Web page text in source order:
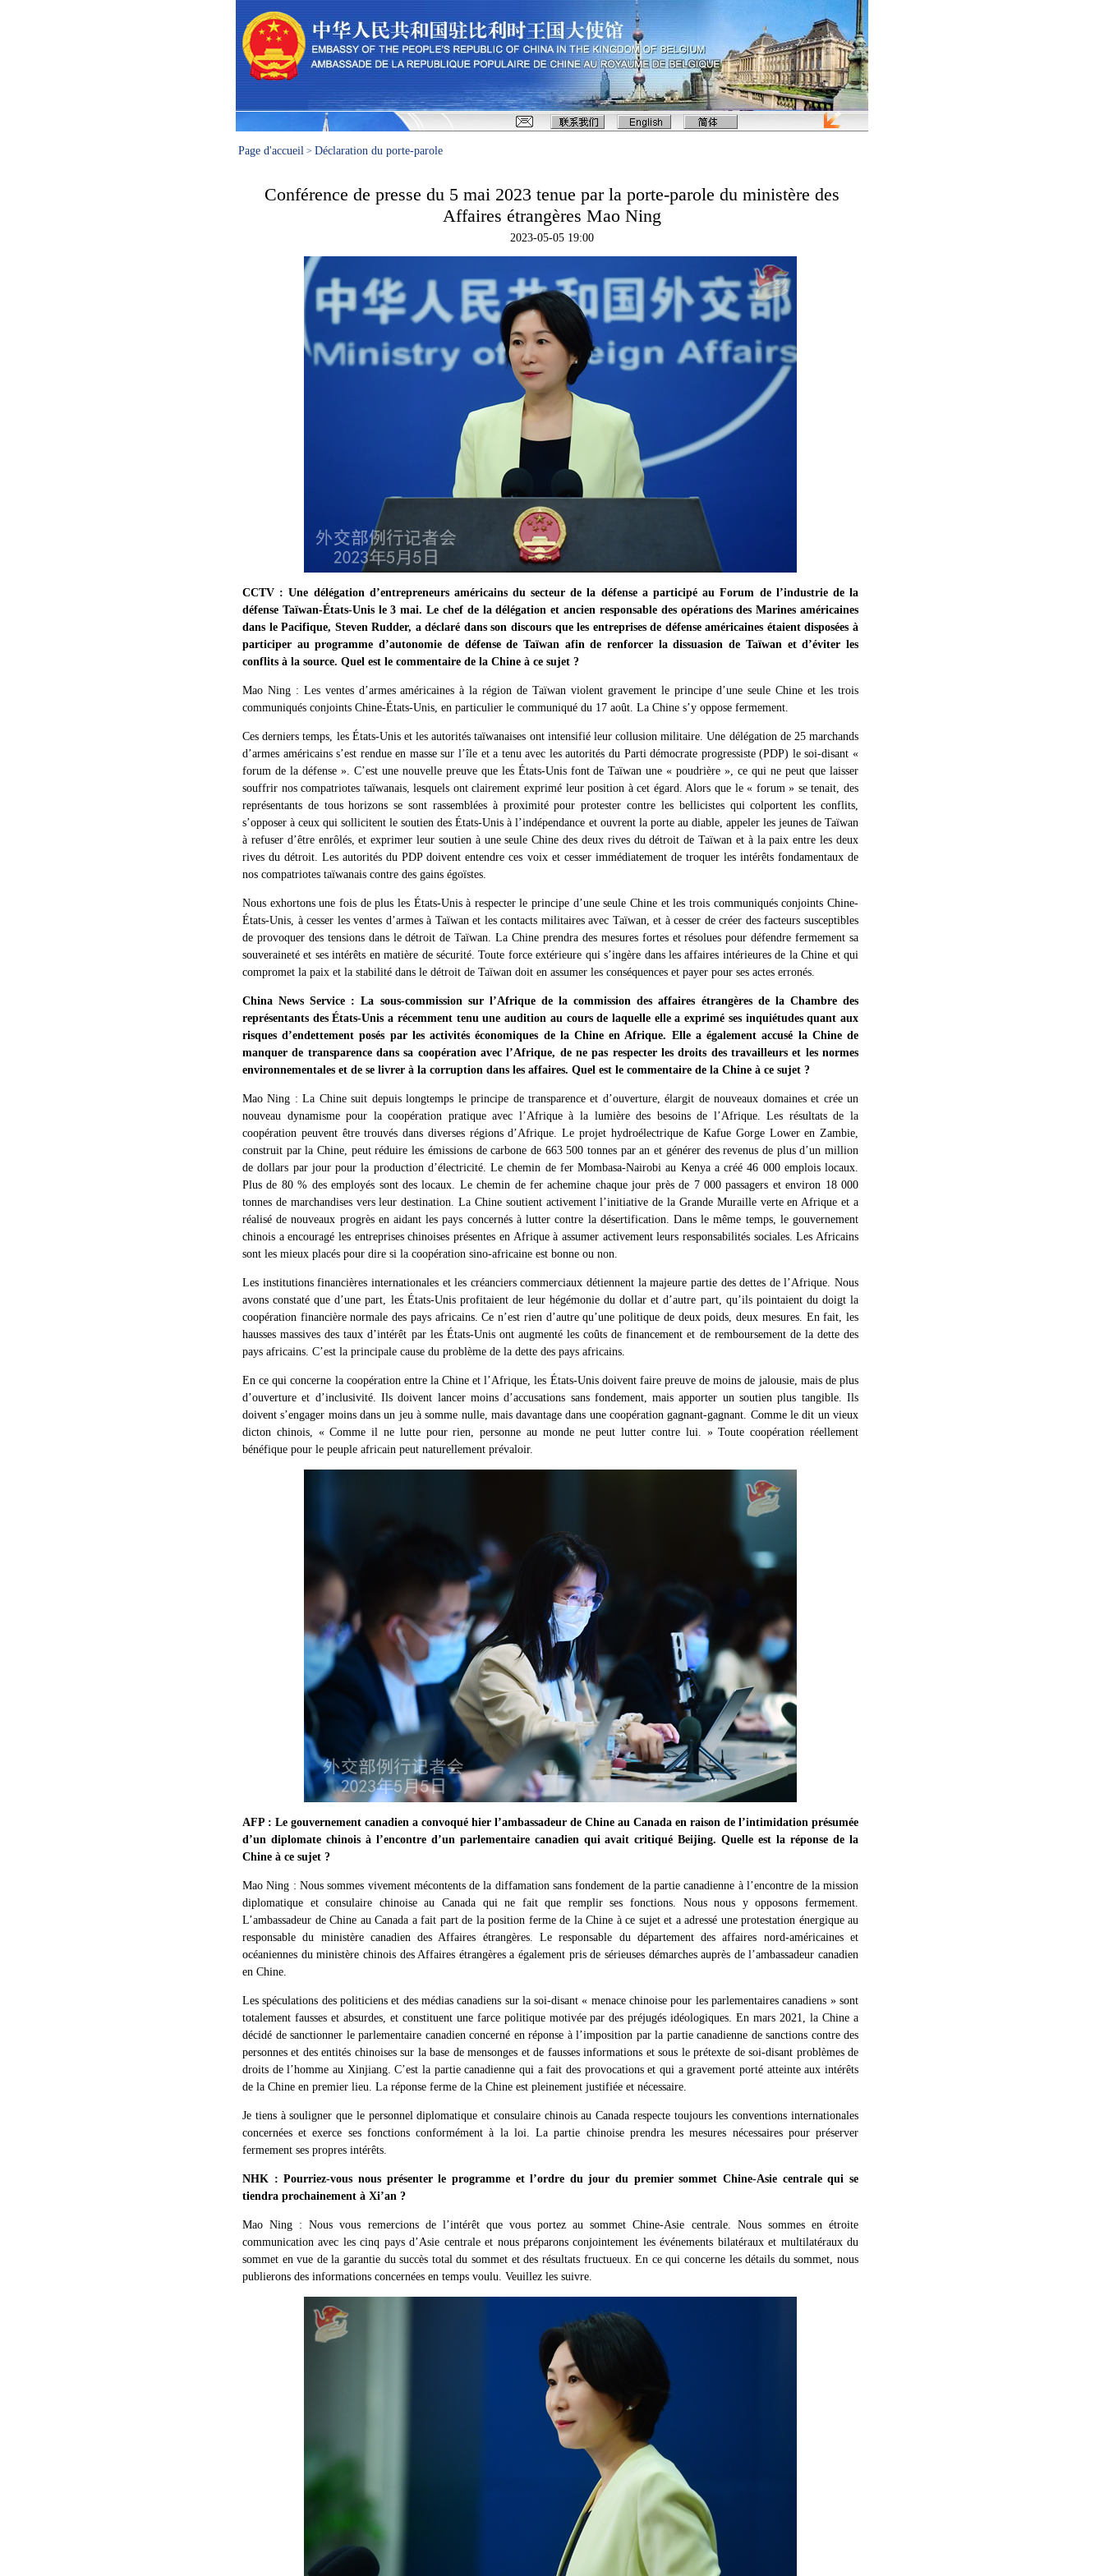
Page d'accueil > Déclaration du porte-parole
Conférence de presse du 5 mai 2023 tenue par la porte-parole du ministère des
Affaires étrangères Mao Ning
2023-05-05 19:00
CCTV : Une délégation d’entrepreneurs américains du secteur de la défense a participé au Forum de l’industrie de la
défense Taïwan-États-Unis le 3 mai. Le chef de la délégation et ancien responsable des opérations des Marines américaines
dans le Pacifique, Steven Rudder, a déclaré dans son discours que les entreprises de défense américaines étaient disposées à
participer au programme d’autonomie de défense de Taïwan afin de renforcer la dissuasion de Taïwan et d’éviter les
conflits à la source. Quel est le commentaire de la Chine à ce sujet ?
Mao Ning : Les ventes d’armes américaines à la région de Taïwan violent gravement le principe d’une seule Chine et les trois
communiqués conjoints Chine-États-Unis, en particulier le communiqué du 17 août. La Chine s’y oppose fermement.
Ces derniers temps, les États-Unis et les autorités taïwanaises ont intensifié leur collusion militaire. Une délégation de 25 marchands
d’armes américains s’est rendue en masse sur l’île et a tenu avec les autorités du Parti démocrate progressiste (PDP) le soi-disant «
forum de la défense ». C’est une nouvelle preuve que les États-Unis font de Taïwan une « poudrière », ce qui ne peut que laisser
souffrir nos compatriotes taïwanais, lesquels ont clairement exprimé leur position à cet égard. Alors que le « forum » se tenait, des
représentants de tous horizons se sont rassemblées à proximité pour protester contre les bellicistes qui colportent les conflits,
s’opposer à ceux qui sollicitent le soutien des États-Unis à l’indépendance et ouvrent la porte au diable, appeler les jeunes de Taïwan
à refuser d’être enrôlés, et exprimer leur soutien à une seule Chine des deux rives du détroit de Taïwan et à la paix entre les deux
rives du détroit. Les autorités du PDP doivent entendre ces voix et cesser immédiatement de troquer les intérêts fondamentaux de
nos compatriotes taïwanais contre des gains égoïstes.
Nous exhortons une fois de plus les États-Unis à respecter le principe d’une seule Chine et les trois communiqués conjoints Chine-
États-Unis, à cesser les ventes d’armes à Taïwan et les contacts militaires avec Taïwan, et à cesser de créer des facteurs susceptibles
de provoquer des tensions dans le détroit de Taïwan. La Chine prendra des mesures fortes et résolues pour défendre fermement sa
souveraineté et ses intérêts en matière de sécurité. Toute force extérieure qui s’ingère dans les affaires intérieures de la Chine et qui
compromet la paix et la stabilité dans le détroit de Taïwan doit en assumer les conséquences et payer pour ses actes erronés.
China News Service : La sous-commission sur l’Afrique de la commission des affaires étrangères de la Chambre des
représentants des États-Unis a récemment tenu une audition au cours de laquelle elle a exprimé ses inquiétudes quant aux
risques d’endettement posés par les activités économiques de la Chine en Afrique. Elle a également accusé la Chine de
manquer de transparence dans sa coopération avec l’Afrique, de ne pas respecter les droits des travailleurs et les normes
environnementales et de se livrer à la corruption dans les affaires. Quel est le commentaire de la Chine à ce sujet ?
Mao Ning : La Chine suit depuis longtemps le principe de transparence et d’ouverture, élargit de nouveaux domaines et crée un
nouveau dynamisme pour la coopération pratique avec l’Afrique à la lumière des besoins de l’Afrique. Les résultats de la
coopération peuvent être trouvés dans diverses régions d’Afrique. Le projet hydroélectrique de Kafue Gorge Lower en Zambie,
construit par la Chine, peut réduire les émissions de carbone de 663 500 tonnes par an et générer des revenus de plus d’un million
de dollars par jour pour la production d’électricité. Le chemin de fer Mombasa-Nairobi au Kenya a créé 46 000 emplois locaux.
Plus de 80 % des employés sont des locaux. Le chemin de fer achemine chaque jour près de 7 000 passagers et environ 18 000
tonnes de marchandises vers leur destination. La Chine soutient activement l’initiative de la Grande Muraille verte en Afrique et a
réalisé de nouveaux progrès en aidant les pays concernés à lutter contre la désertification. Dans le même temps, le gouvernement
chinois a encouragé les entreprises chinoises présentes en Afrique à assumer activement leurs responsabilités sociales. Les Africains
sont les mieux placés pour dire si la coopération sino-africaine est bonne ou non.
Les institutions financières internationales et les créanciers commerciaux détiennent la majeure partie des dettes de l’Afrique. Nous
avons constaté que d’une part, les États-Unis profitaient de leur hégémonie du dollar et d’autre part, qu’ils pointaient du doigt la
coopération financière normale des pays africains. Ce n’est rien d’autre qu’une politique de deux poids, deux mesures. En fait, les
hausses massives des taux d’intérêt par les États-Unis ont augmenté les coûts de financement et de remboursement de la dette des
pays africains. C’est la principale cause du problème de la dette des pays africains.
En ce qui concerne la coopération entre la Chine et l’Afrique, les États-Unis doivent faire preuve de moins de jalousie, mais de plus
d’ouverture et d’inclusivité. Ils doivent lancer moins d’accusations sans fondement, mais apporter un soutien plus tangible. Ils
doivent s’engager moins dans un jeu à somme nulle, mais davantage dans une coopération gagnant-gagnant. Comme le dit un vieux
dicton chinois, « Comme il ne lutte pour rien, personne au monde ne peut lutter contre lui. » Toute coopération réellement
bénéfique pour le peuple africain peut naturellement prévaloir.
AFP : Le gouvernement canadien a convoqué hier l’ambassadeur de Chine au Canada en raison de l’intimidation présumée
d’un diplomate chinois à l’encontre d’un parlementaire canadien qui avait critiqué Beijing. Quelle est la réponse de la
Chine à ce sujet ?
Mao Ning : Nous sommes vivement mécontents de la diffamation sans fondement de la partie canadienne à l’encontre de la mission
diplomatique et consulaire chinoise au Canada qui ne fait que remplir ses fonctions. Nous nous y opposons fermement.
L’ambassadeur de Chine au Canada a fait part de la position ferme de la Chine à ce sujet et a adressé une protestation énergique au
responsable du ministère canadien des Affaires étrangères. Le responsable du département des affaires nord-américaines et
océaniennes du ministère chinois des Affaires étrangères a également pris de sérieuses démarches auprès de l’ambassadeur canadien
en Chine.
Les spéculations des politiciens et des médias canadiens sur la soi-disant « menace chinoise pour les parlementaires canadiens » sont
totalement fausses et absurdes, et constituent une farce politique motivée par des préjugés idéologiques. En mars 2021, la Chine a
décidé de sanctionner le parlementaire canadien concerné en réponse à l’imposition par la partie canadienne de sanctions contre des
personnes et des entités chinoises sur la base de mensonges et de fausses informations et sous le prétexte de soi-disant problèmes de
droits de l’homme au Xinjiang. C’est la partie canadienne qui a fait des provocations et qui a gravement porté atteinte aux intérêts
de la Chine en premier lieu. La réponse ferme de la Chine est pleinement justifiée et nécessaire.
Je tiens à souligner que le personnel diplomatique et consulaire chinois au Canada respecte toujours les conventions internationales
concernées et exerce ses fonctions conformément à la loi. La partie chinoise prendra les mesures nécessaires pour préserver
fermement ses propres intérêts.
NHK : Pourriez-vous nous présenter le programme et l’ordre du jour du premier sommet Chine-Asie centrale qui se
tiendra prochainement à Xi’an ?
Mao Ning : Nous vous remercions de l’intérêt que vous portez au sommet Chine-Asie centrale. Nous sommes en étroite
communication avec les cinq pays d’Asie centrale et nous préparons conjointement les événements bilatéraux et multilatéraux du
sommet en vue de la garantie du succès total du sommet et des résultats fructueux. En ce qui concerne les détails du sommet, nous
publierons des informations concernées en temps voulu. Veuillez les suivre.